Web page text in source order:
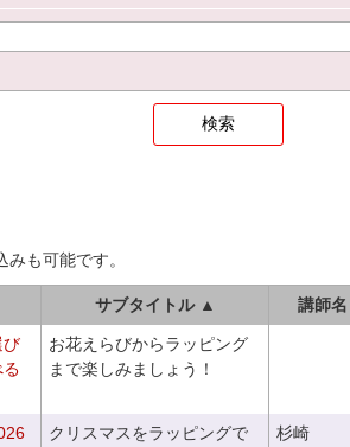
も可能です。
サブタイトル ▲ 講師名
び
お花えらびからラッピング
まで楽しみましょう！
クリスマスをラッピングで
杉崎